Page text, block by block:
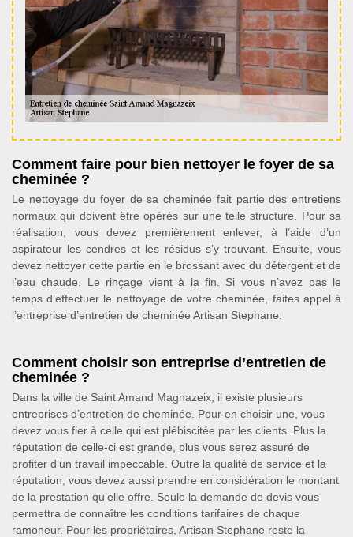
Comment faire pour bien nettoyer le foyer de sa
cheminée ?
Le nettoyage du foyer de sa cheminée fait partie des entretiens
normaux qui doivent être opérés sur une telle structure. Pour sa
réalisation, vous devez premièrement enlever, à l’aide d’un
aspirateur les cendres et les résidus s’y trouvant. Ensuite, vous
devez nettoyer cette partie en le brossant avec du détergent et de
l’eau chaude. Le rinçage vient à la fin. Si vous n’avez pas le
temps d’effectuer le nettoyage de votre cheminée, faites appel à
l’entreprise d’entretien de cheminée Artisan Stephane.
Comment choisir son entreprise d’entretien de
cheminée ?
Dans la ville de Saint Amand Magnazeix, il existe plusieurs
entreprises d’entretien de cheminée. Pour en choisir une, vous
devez vous fier à celle qui est plébiscitée par les clients. Plus la
réputation de celle-ci est grande, plus vous serez assuré de
profiter d’un travail impeccable. Outre la qualité de service et la
réputation, vous devez aussi prendre en considération le montant
de la prestation qu’elle offre. Seule la demande de devis vous
permettra de connaître les conditions tarifaires de chaque
ramoneur. Pour les propriétaires, Artisan Stephane reste la